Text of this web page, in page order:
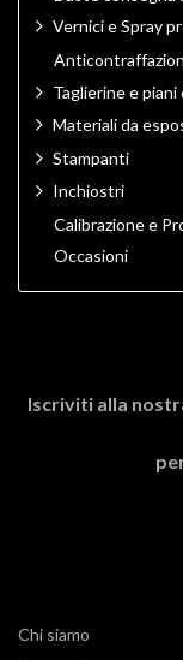
Vernici e Spray
Taglierine e piani
Materiali da
Stampanti
Inchiostri
Calibrazione e
Occasioni
Iscriviti alla
Chi siamo